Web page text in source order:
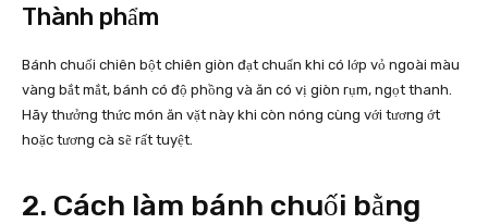
Thành phẩm
Bánh chuối chiên bột chiên giòn đạt chuẩn khi có lớp vỏ ngoài màu
vàng bắt mắt, bánh có độ phồng và ăn có vị giòn rụm, ngọt thanh.
Hãy thưởng thức món ăn vặt này khi còn nóng cùng với tương ớt
hoặc tương cà sẽ rất tuyệt.
2. Cách làm bánh chuối bằng